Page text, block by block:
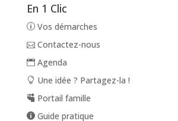
En 1 Clic
Vos démarches
Contactez-nous
Agenda
Une idée ? Partagez-la !
Portail famille
Guide pratique